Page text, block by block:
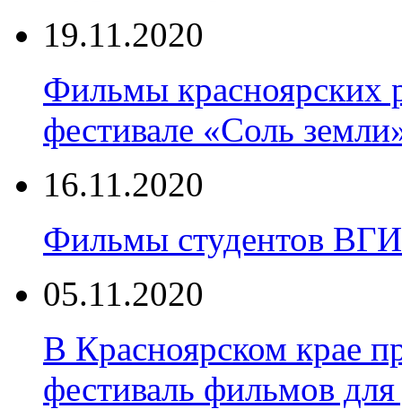
19.11.2020
Фильмы красноярских
фестивале «Соль
16.11.2020
Фильмы студентов
05.11.2020
В Красноярском крае
фестиваль фильмов